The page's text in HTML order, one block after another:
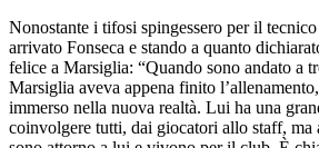
Nonostante i tifosi spingessero per il
arrivato Fonseca e stando a quanto
felice a Marsiglia: “Quando sono andato a
Marsiglia aveva appena finito
immerso nella nuova realtà. Lui ha una
coinvolgere tutti, dai giocatori allo staff, ma